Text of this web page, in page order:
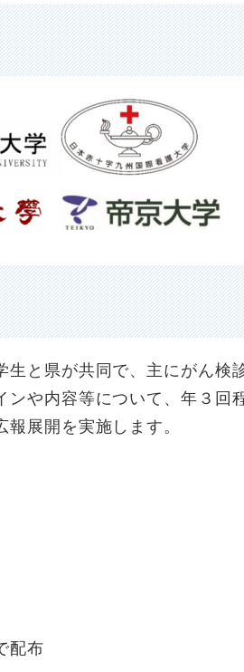
と県が共同で、主にがん検
や内容等について、年３回
広く広報展開を実施しま
配布